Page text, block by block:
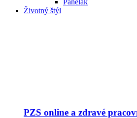
Panelák
Životný štýl
PZS online a zdravé